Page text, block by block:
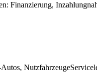
: Finanzierung,
Nutzfahrzeuge